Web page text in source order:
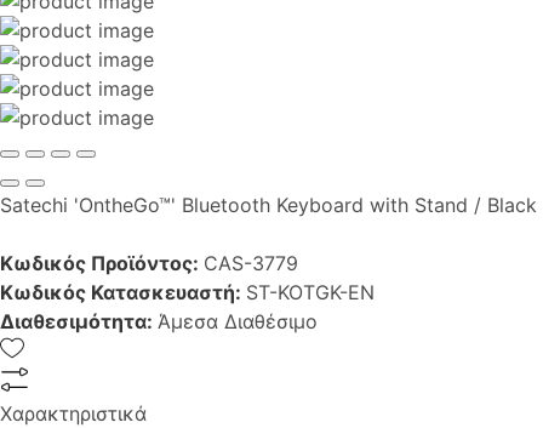
Satechi 'OntheGo™' Bluetooth Keyboard with Stand / Black
Κωδικός Προϊόντος: CAS-3779
Κωδικός Κατασκευαστή: ST-KOTGK-EN
Διαθεσιμότητα: Άμεσα Διαθέσιμο
Χαρακτηριστικά